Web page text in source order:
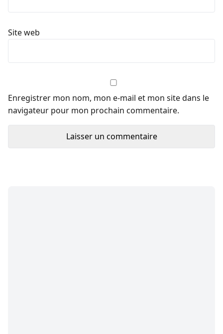
Site web
Enregistrer mon nom, mon e-mail et mon site dans le
navigateur pour mon prochain commentaire.